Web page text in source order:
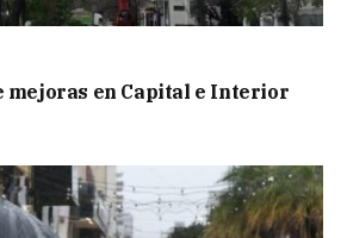
mejoras en Capital e Interior